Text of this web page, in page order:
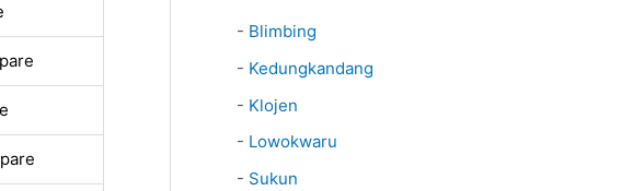
- Blimbing
- Kedungkandang
- Klojen
- Lowokwaru
- Sukun